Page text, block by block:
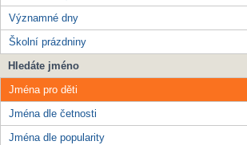
Významné dny
Školní prázdniny
Hledáte jméno
Jména pro děti
Jména dle četnosti
Jména dle popularity